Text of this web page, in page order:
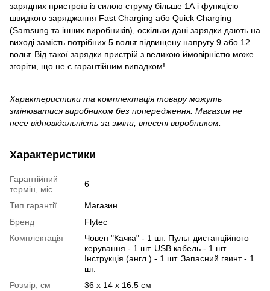
зарядних пристроїв із силою струму більше 1А і функцією
швидкого заряджання Fast Charging або Quick Charging
(Samsung та інших виробників), оскільки дані зарядки дають на
виході замість потрібних 5 вольт підвищену напругу 9 або 12
вольт. Від такої зарядки пристрій з великою ймовірністю може
згоріти, що не є гарантійним випадком!
Характеристики та комплектація товару можуть
змінюватися виробником без попередження. Магазин не
несе відповідальність за зміни, внесені виробником.
Характеристики
Гарантійний
термін, міс.
6
Тип гарантії
Магазин
Бренд
Flytec
Комплектація
Човен "Качка" - 1 шт. Пульт дистанційного
керування - 1 шт. USB кабель - 1 шт.
Інструкція (англ.) - 1 шт. Запасний гвинт - 1
шт.
Розмір, см
36 х 14 х 16.5 см